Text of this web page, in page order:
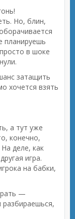
Но, блин,
планируешь
в шоке
затащить
хочется взять
а тут уже
конечно,
деле, как
игра.
на бабки,
—
разбираешься,